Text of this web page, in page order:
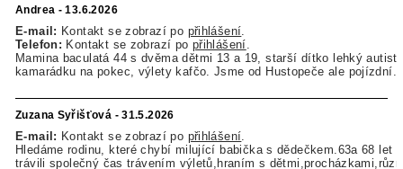
Andrea - 13.6.2026
E-mail: Kontakt se zobrazí po přihlášení
Telefon: Kontakt se zobrazí po přihlášení
Mamina baculatá 44 s dvěma dětmi 13 a 19, starší dítko lehký
kamarádku na pokec, výlety kafčo. Jsme od Hustopeče ale pojízdní.
Zuzana Syřišťová - 31.5.2026
E-mail: Kontakt se zobrazí po přihlášení
Hledáme rodinu, které chybí milující babička s dědečkem.63a 68 let
trávili společný čas trávením výletů,hraním s